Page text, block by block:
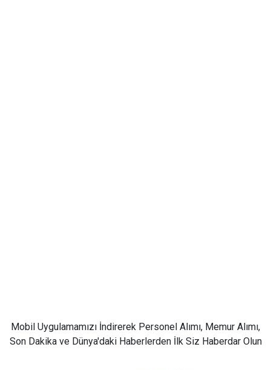
Mobil Uygulamamızı İndirerek Personel Alımı, Memur Alımı,
Son Dakika ve Dünya'daki Haberlerden İlk Siz Haberdar Olun